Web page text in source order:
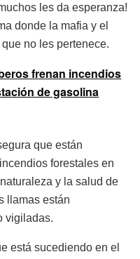
les da esperanza!
donde la mafia y el
no les pertenece.
frenan incendios
de gasolina
que están
forestales en
y la salud de
llamas están
vigiladas.
está sucediendo en el